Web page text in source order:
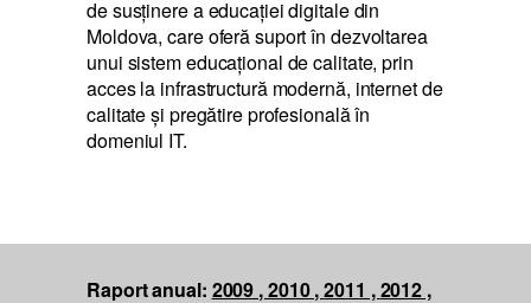
de susţinere a educaţiei digitale din
Moldova, care oferă suport în dezvoltarea
unui sistem educaţional de calitate, prin
acces la infrastructură modernă, internet de
calitate şi pregătire profesională în
domeniul IT.
Raport anual: 2009 ,2010 ,2011 ,2012 ,